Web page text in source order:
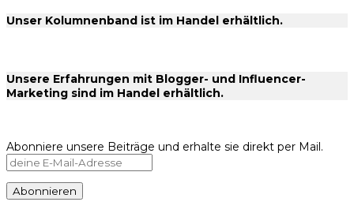
Unser Kolumnenband ist im Handel erhältlich.
Unsere Erfahrungen mit Blogger- und Influencer-
Marketing sind im Handel erhältlich.
Abonniere unsere Beiträge und erhalte sie direkt per Mail.